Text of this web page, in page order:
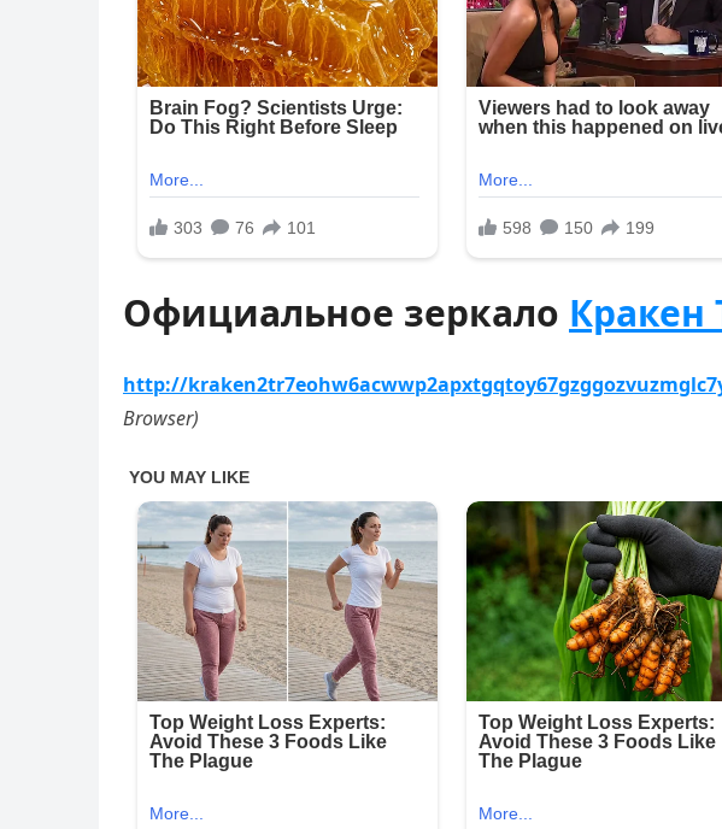
Официальное зеркало Кракен
http://
Browser)